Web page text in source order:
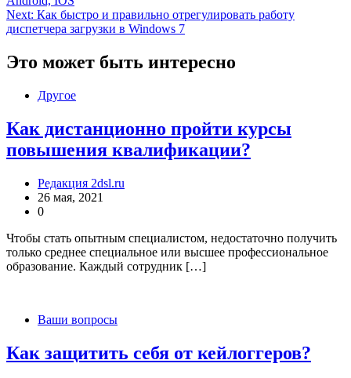
по
записям
Next: Как быстро и правильно отрегулировать работу
диспетчера загрузки в Windows 7
Это может быть интересно
Другое
Как дистанционно пройти курсы
повышения квалификации?
Редакция 2dsl.ru
26 мая, 2021
0
Чтобы стать опытным специалистом, недостаточно получить
только среднее специальное или высшее профессиональное
образование. Каждый сотрудник […]
Ваши вопросы
Как защитить себя от кейлоггеров?